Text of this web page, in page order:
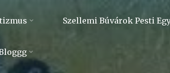
Szellemi Búvárok Pesti